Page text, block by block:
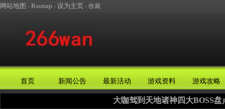
网站地图 - Rssmap - 设为主页 - 收藏
首页 新闻公告 最新活动 游戏资料 游戏攻略
大咖驾到天地诸神四大BOSS盘